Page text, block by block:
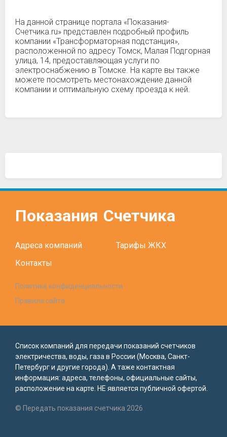
На данной странице портала «Показания-
Счетчика.ru» представлен подробный профиль
компании «Трансформаторная подстанция»,
расположенной по адресу Томск, Малая Подгорная
улица, 14, предоставляющая услуги по
электроснабжению в Томске. На карте вы также
можете посмотреть местонахождение данной
компании и оптимальную схему проезда к ней.
Показания Счетчика
Адреса компаний
Тарифы ЖКХ
Контакты
Политика конфиденциальности
Правила сайта
Список компаний для передачи показаний счетчиков
электричества, воды, газа в России (Москва, Санкт-
Петербург и другие города). А таже контактная
информация: адреса, телефоны, официальные сайты,
расположение на карте. НЕ является публичной офертой.
© Передать показания счетчика 2026